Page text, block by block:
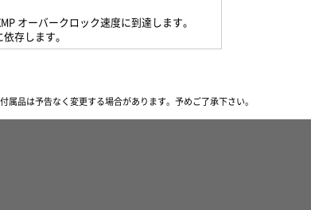
オーバークロック速度に到達します。
存します。
属品は予告なく変更する場合があります。 予めご了承下さい。